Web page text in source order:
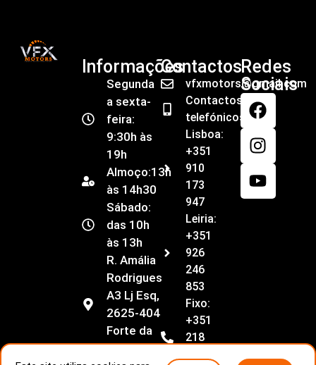
Informações
Segunda
a sexta-
feira:
9:30h às
19h
Almoço:13h
às 14h30
Sábado:
das 10h
às 13h
R. Amália
Rodrigues
A3 Lj Esq,
2625-404
Forte da
Casa
Contactos
vfxmotors@gmail.com
Contactos
telefónicos
Lisboa:
+351
910
173
947
Leiria:
+351
926
246
853
Fixo:
+351
218
Redes
Sociais